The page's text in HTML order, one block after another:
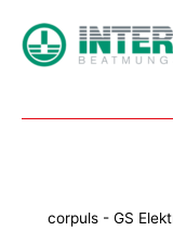
corpuls - GS